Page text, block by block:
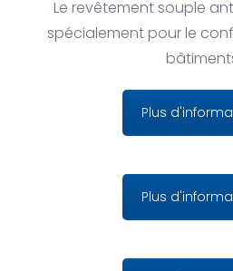
Le revêtement souple
spécialement pour le
Plus
Plus